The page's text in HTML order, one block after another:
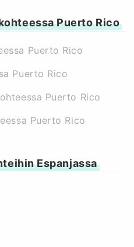
Puerto Rico
Puerto Rico
Puerto Rico
Puerto Rico
Puerto Rico
Espanjassa